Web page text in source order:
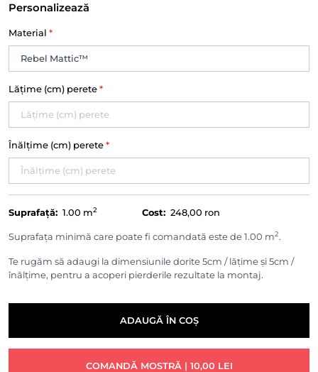
Personalizează
Material *
Lățime (cm) perete *
Înălțime (cm) perete *
Suprafață: 1.00 m2 Cost: 248,00 ron
Suprafața minimă care poate fi comandată este de 1.00 m2.
Te rugăm să adaugi la dimensiunile dorite 5cm / lățime și 5cm /
înălțime, pentru a acoperi pierderile rezultate la montaj.
ADAUGĂ ÎN COȘ
COMANDĂ MOSTRĂ | 10,00 LEI